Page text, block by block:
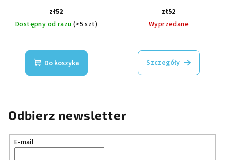
zł52
Dostępny od razu (>5 szt)
Do koszyka
zł52
Wyprzedane
Szczegóły
Odbierz newsletter
E-mail